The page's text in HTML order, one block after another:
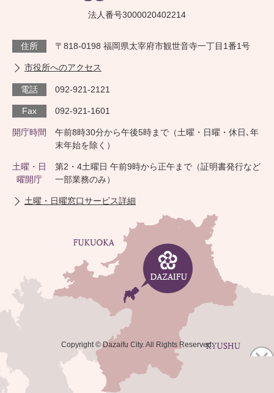
法人番号3000020402214
住所 〒818-0198 福岡県太宰府市観世音寺一丁目1番1号
市役所へのアクセス
電話 092-921-2121
Fax 092-921-1601
開庁時間
午前8時30分から午後5時まで（土曜・日曜・休日､年
末年始を除く）
土曜・日
曜開庁
第2・4土曜日 午前9時から正午まで（証明書発行など
一部業務のみ）
土曜・日曜窓口サービス詳細
Copyright © Dazaifu City. All Rights Reserved.